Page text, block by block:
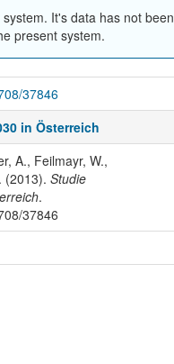
It's data has not been
present system.
37846
in Österreich
A., Feilmayr, W.,
(2013). Studie
.
37846